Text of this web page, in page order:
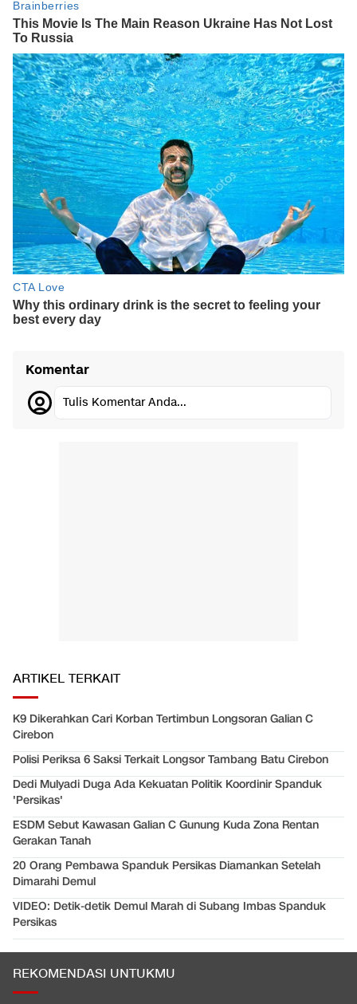
Komentar
Tulis Komentar Anda...
ARTIKEL TERKAIT
K9 Dikerahkan Cari Korban Tertimbun Longsoran Galian C
Cirebon
Polisi Periksa 6 Saksi Terkait Longsor Tambang Batu Cirebon
Dedi Mulyadi Duga Ada Kekuatan Politik Koordinir Spanduk
'Persikas'
ESDM Sebut Kawasan Galian C Gunung Kuda Zona Rentan
Gerakan Tanah
20 Orang Pembawa Spanduk Persikas Diamankan Setelah
Dimarahi Demul
VIDEO: Detik-detik Demul Marah di Subang Imbas Spanduk
Persikas
REKOMENDASI UNTUKMU